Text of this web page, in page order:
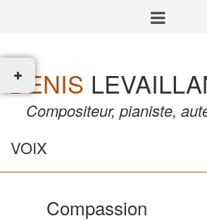
Orchestre
Musique
DENIS
Compositeur, pianiste,
VOIX
Compassion